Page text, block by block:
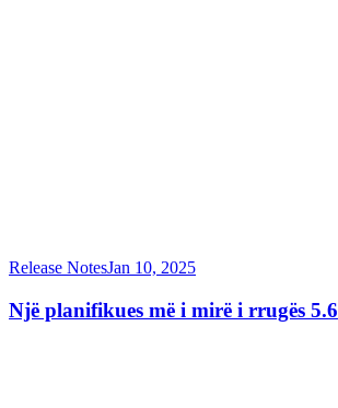
Release NotesJan 10, 2025
Një planifikues më i mirë i rrugës 5.6